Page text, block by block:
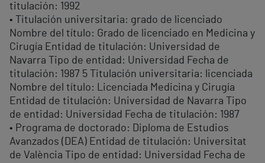
titulación: 1992
• Titulación universitaria: grado de licenciado
Nombre del título: Grado de licenciado en Medicina y
Cirugía Entidad de titulación: Universidad de
Navarra Tipo de entidad: Universidad Fecha de
titulación: 1987 5 Titulación universitaria: licenciada
Nombre del título: Licenciada Medicina y Cirugía
Entidad de titulación: Universidad de Navarra Tipo
de entidad: Universidad Fecha de titulación: 1987
• Programa de doctorado: Diploma de Estudios
Avanzados (DEA) Entidad de titulación: Universitat
de València Tipo de entidad: Universidad Fecha de